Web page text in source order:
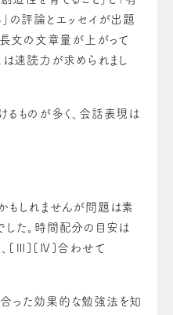
の評論とエッセイが出題
長文の文章量が上がって
は速読力が求められまし
ものが多く、会話表現は
もしれませんが問題は素
た。時間配分の目安は
[Ⅲ][Ⅳ]合わせて
った効果的な勉強法を知